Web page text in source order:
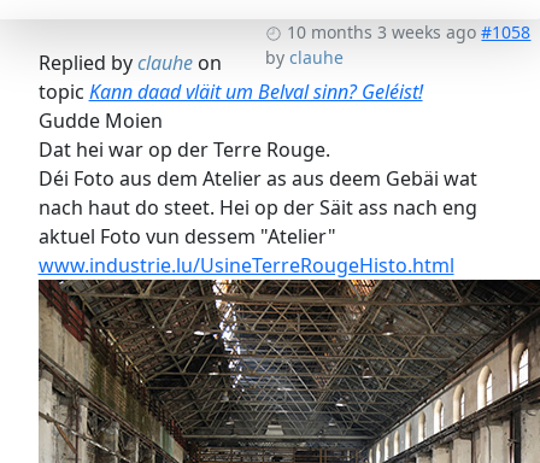
10 months 3 weeks ago #1058
byclauhe
Replied byclauheon
topic Kann daad vläit um Belval sinn? Geléist!
Gudde Moien
Dat hei war op der Terre Rouge.
Déi Foto aus dem Atelier as aus deem Gebäi wat
nach haut do steet. Hei op der Säit ass nach eng
aktuel Foto vun dessem "Atelier"
www.industrie.lu/UsineTerreRougeHisto.html